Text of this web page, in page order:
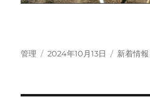
投
管理
投
2024年10月13日
カ
新着情報